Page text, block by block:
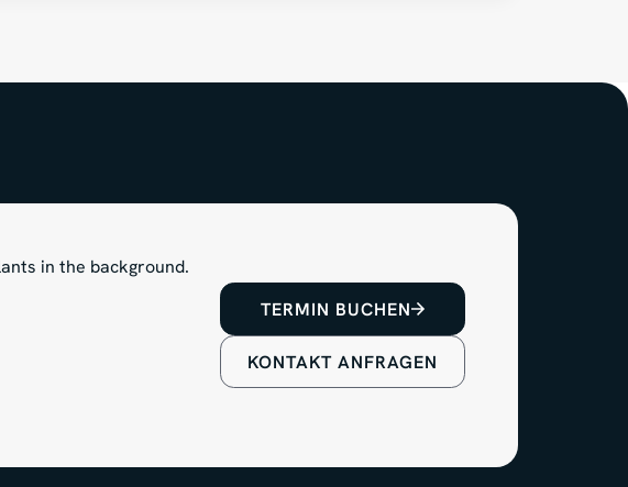
TERMIN BUCHEN
KONTAKT ANFRAGEN